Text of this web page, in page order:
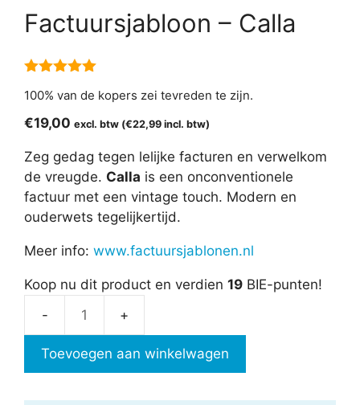
Factuursjabloon – Calla
100% van de kopers zei tevreden te zijn.
€19,00 excl. btw (€22,99 incl. btw)
Zeg gedag tegen lelijke facturen en verwelkom
de vreugde. Calla is een onconventionele
factuur met een vintage touch. Modern en
ouderwets tegelijkertijd.
Meer info: www.factuursjablonen.nl
Koop nu dit product en verdien 19 BIE-punten!
Calla
Toevoegen aan winkelwagen